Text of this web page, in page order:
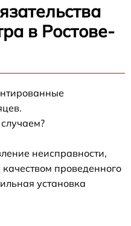
в Ростове-
неисправности,
проведенного
установка